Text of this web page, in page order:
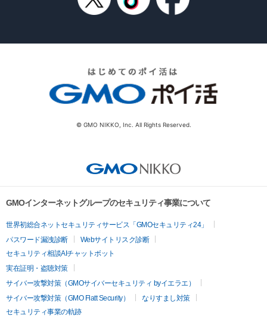
© GMO NIKKO, Inc. All Rights Reserved.
GMOインターネットグループのセキュリティ事業について
世界初総合ネットセキュリティサービス「GMOセキュリティ24」
パスワード漏洩診断
Webサイトリスク診断
セキュリティ相談AIチャットボット
実在証明・盗聴対策
サイバー攻撃対策（GMOサイバーセキュリティ byイエラエ）
サイバー攻撃対策（GMO Flatt Security）
なりすまし対策
セキュリティ事業の軌跡